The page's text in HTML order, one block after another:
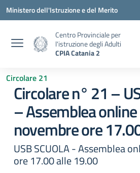
Vai ai contenuti
Vai al menu di navigazione
Vai al footer
Ministero dell'Istruzione e del Merito
Centro Provinciale per
l'istruzione degli Adulti
CPIA Catania 2
Circolare 21
Circolare n° 21 –
– Assemblea
novembre ore
USB SCUOLA - Assemblea
ore 17.00 alle 19.00